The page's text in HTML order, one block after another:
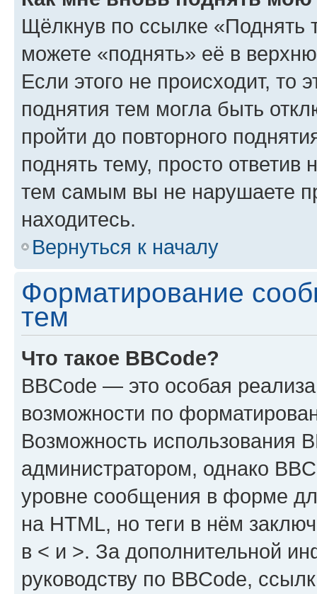
Щёлкнув по ссылке «Поднять
можете «поднять» её в
Если этого не происходит, то
поднятия тем могла быть
пройти до повторного
поднять тему, просто ответив
тем самым вы не нарушаете
находитесь.
Вернуться к началу
Форматирование
тем
Что такое BBCode?
BBCode — это особая
возможности по
Возможность использования
администратором, однако
уровне сообщения в форме
на HTML, но теги в нём
в < и >. За дополнительной
руководству по BBCode,